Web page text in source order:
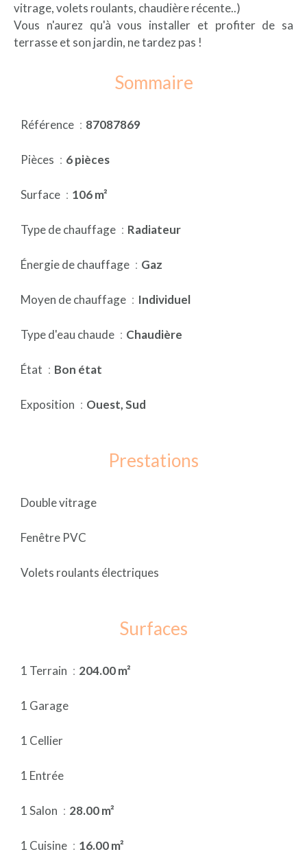
vitrage, volets roulants, chaudière récente..)
Vous n'aurez qu'à vous installer et profiter de sa
terrasse et son jardin, ne tardez pas !
Sommaire
Référence 87087869
Pièces 6 pièces
Surface 106 m²
Type de chauffage Radiateur
Énergie de chauffage Gaz
Moyen de chauffage Individuel
Type d'eau chaude Chaudière
État Bon état
Exposition Ouest, Sud
Prestations
Double vitrage
Fenêtre PVC
Volets roulants électriques
Surfaces
1 Terrain 204.00 m²
1 Garage
1 Cellier
1 Entrée
1 Salon 28.00 m²
1 Cuisine 16.00 m²